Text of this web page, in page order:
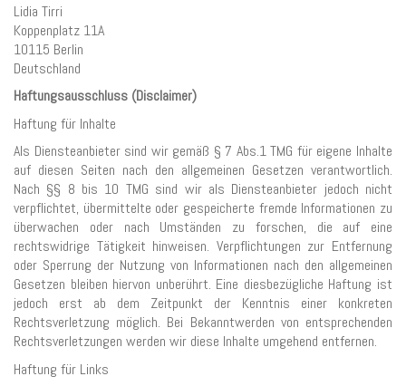
Lidia Tirri
Koppenplatz 11A
10115 Berlin
Deutschland
Haftungsausschluss (Disclaimer)
Haftung für Inhalte
Als Diensteanbieter sind wir gemäß § 7 Abs.1 TMG für eigene Inhalte
auf diesen Seiten nach den allgemeinen Gesetzen verantwortlich.
Nach §§ 8 bis 10 TMG sind wir als Diensteanbieter jedoch nicht
verpflichtet, übermittelte oder gespeicherte fremde Informationen zu
überwachen oder nach Umständen zu forschen, die auf eine
rechtswidrige Tätigkeit hinweisen. Verpflichtungen zur Entfernung
oder Sperrung der Nutzung von Informationen nach den allgemeinen
Gesetzen bleiben hiervon unberührt. Eine diesbezügliche Haftung ist
jedoch erst ab dem Zeitpunkt der Kenntnis einer konkreten
Rechtsverletzung möglich. Bei Bekanntwerden von entsprechenden
Rechtsverletzungen werden wir diese Inhalte umgehend entfernen.
Haftung für Links